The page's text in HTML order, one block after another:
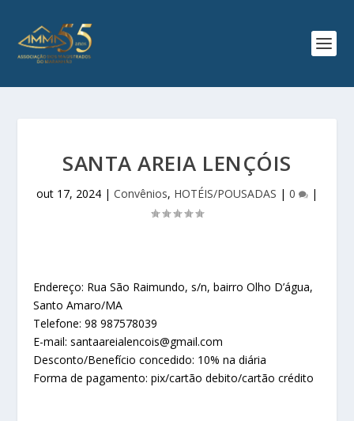
SANTA AREIA LENÇÓIS
out 17, 2024 | Convênios, HOTÉIS/POUSADAS | 0 |
Endereço: Rua São Raimundo, s/n, bairro Olho D’água,
Santo Amaro/MA
Telefone: 98 987578039
E-mail: santaareialencois@gmail.com
Desconto/Benefício concedido: 10% na diária
Forma de pagamento: pix/cartão debito/cartão crédito